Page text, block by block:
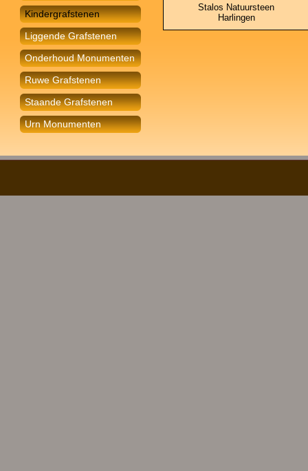
Kindergrafstenen
Liggende Grafstenen
Onderhoud Monumenten
Ruwe Grafstenen
Staande Grafstenen
Urn Monumenten
Stalos Natuursteen
Harlingen